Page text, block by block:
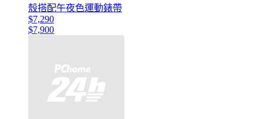
殼搭配午夜色運動錶帶
$7,290
$7,900